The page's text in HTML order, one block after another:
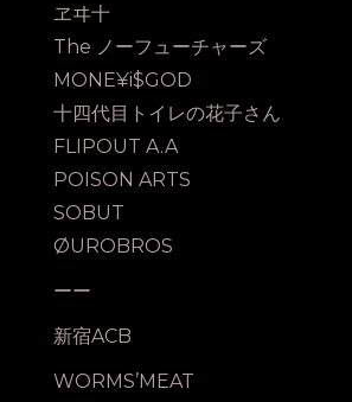
ヱヰ十
The ノーフューチャーズ
MONE¥i$GOD
十四代目トイレの花子さん
FLIPOUT A.A
POISON ARTS
SOBUT
ØUROBROS
ーー
新宿ACB
WORMS’MEAT